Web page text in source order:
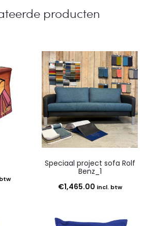
producten
Speciaal project sofa Rolf
Benz_1
€1,465.00 incl. btw